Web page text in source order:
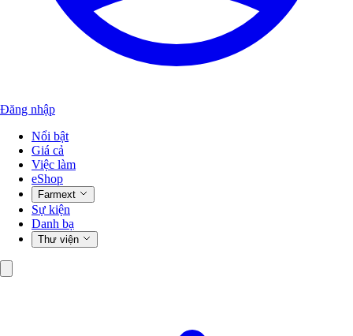
Đăng nhập
Nổi bật
Giá cả
Việc làm
eShop
Farmext
Sự kiện
Danh bạ
Thư viện